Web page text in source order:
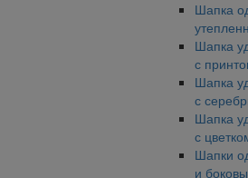
Шапка
Шапка
с
Шапка
с
Шапка
с
Шапки
и